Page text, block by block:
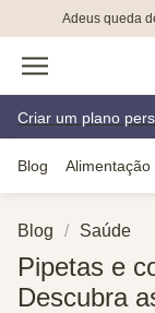
Adeus queda
Criar um plano
Blog Alimentação
Blog Saúde
Pipetas e
Descubra